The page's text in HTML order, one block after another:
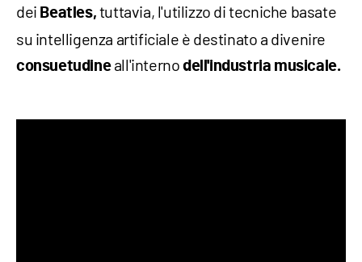
dei Beatles, tuttavia, l'utilizzo di tecniche basate
su intelligenza artificiale è destinato a divenire
consuetudineall'internodell'industria musicale.